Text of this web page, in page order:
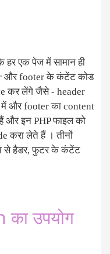
एक पेज में सामान ही
और footer के कंटेंट कोड
कर लेंगे जैसे - header
और footer का content
और इन PHP फाइल को
करा लेते हैं । तीनों
से हैडर, फुटर के कंटेंट
उपयोग